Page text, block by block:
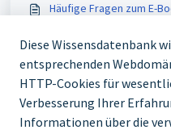
Häufige Fragen zum E-
Diese Wissensdatenbank
entsprechenden
HTTP-Cookies für
Verbesserung Ihrer
Informationen über die